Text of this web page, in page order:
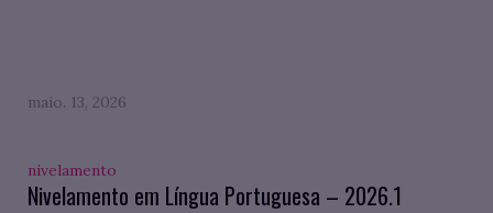
maio. 13, 2026
nivelamento
Nivelamento em Língua Portuguesa – 2026.1